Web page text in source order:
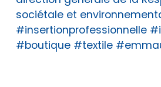
sociétale et
#insertionprofessionnelle
#boutique #textile